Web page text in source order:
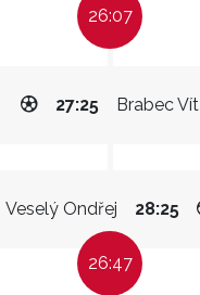
26:07
Brabec Vít
27:25
Veselý Ondřej 28:25
26:47